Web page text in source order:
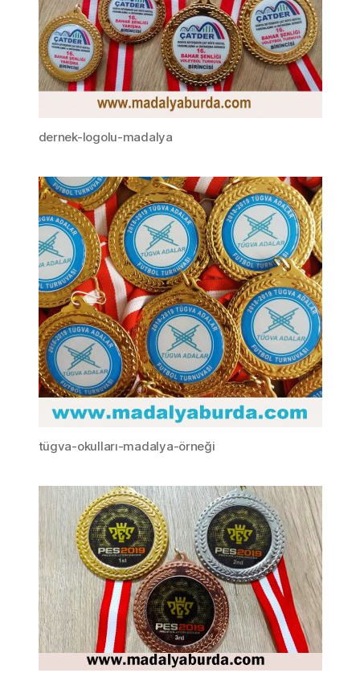
dernek-logolu-madalya
tügva-okulları-madalya-örneği